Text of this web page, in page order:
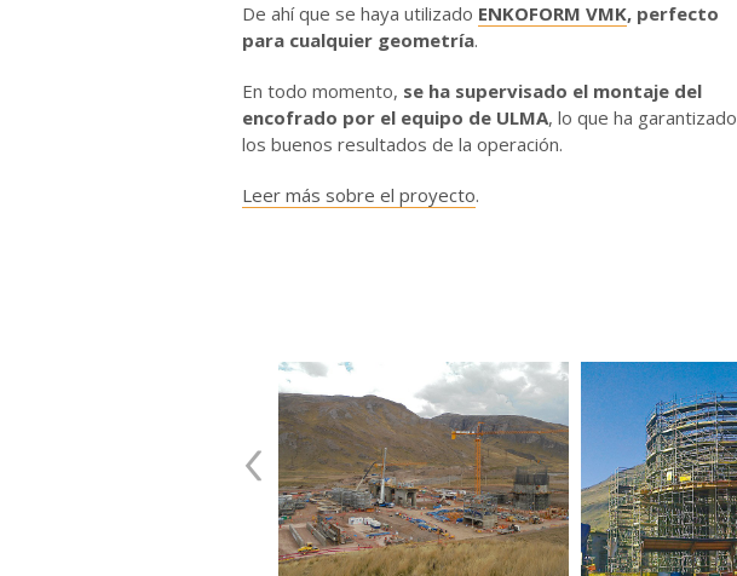
De ahí que se haya utilizado ENKOFORM VMK, perfecto
para cualquier geometría.
En todo momento, se ha supervisado el montaje del
encofrado por el equipo de ULMA, lo que ha garantizado
los buenos resultados de la operación.
Leer más sobre el proyecto.
‹